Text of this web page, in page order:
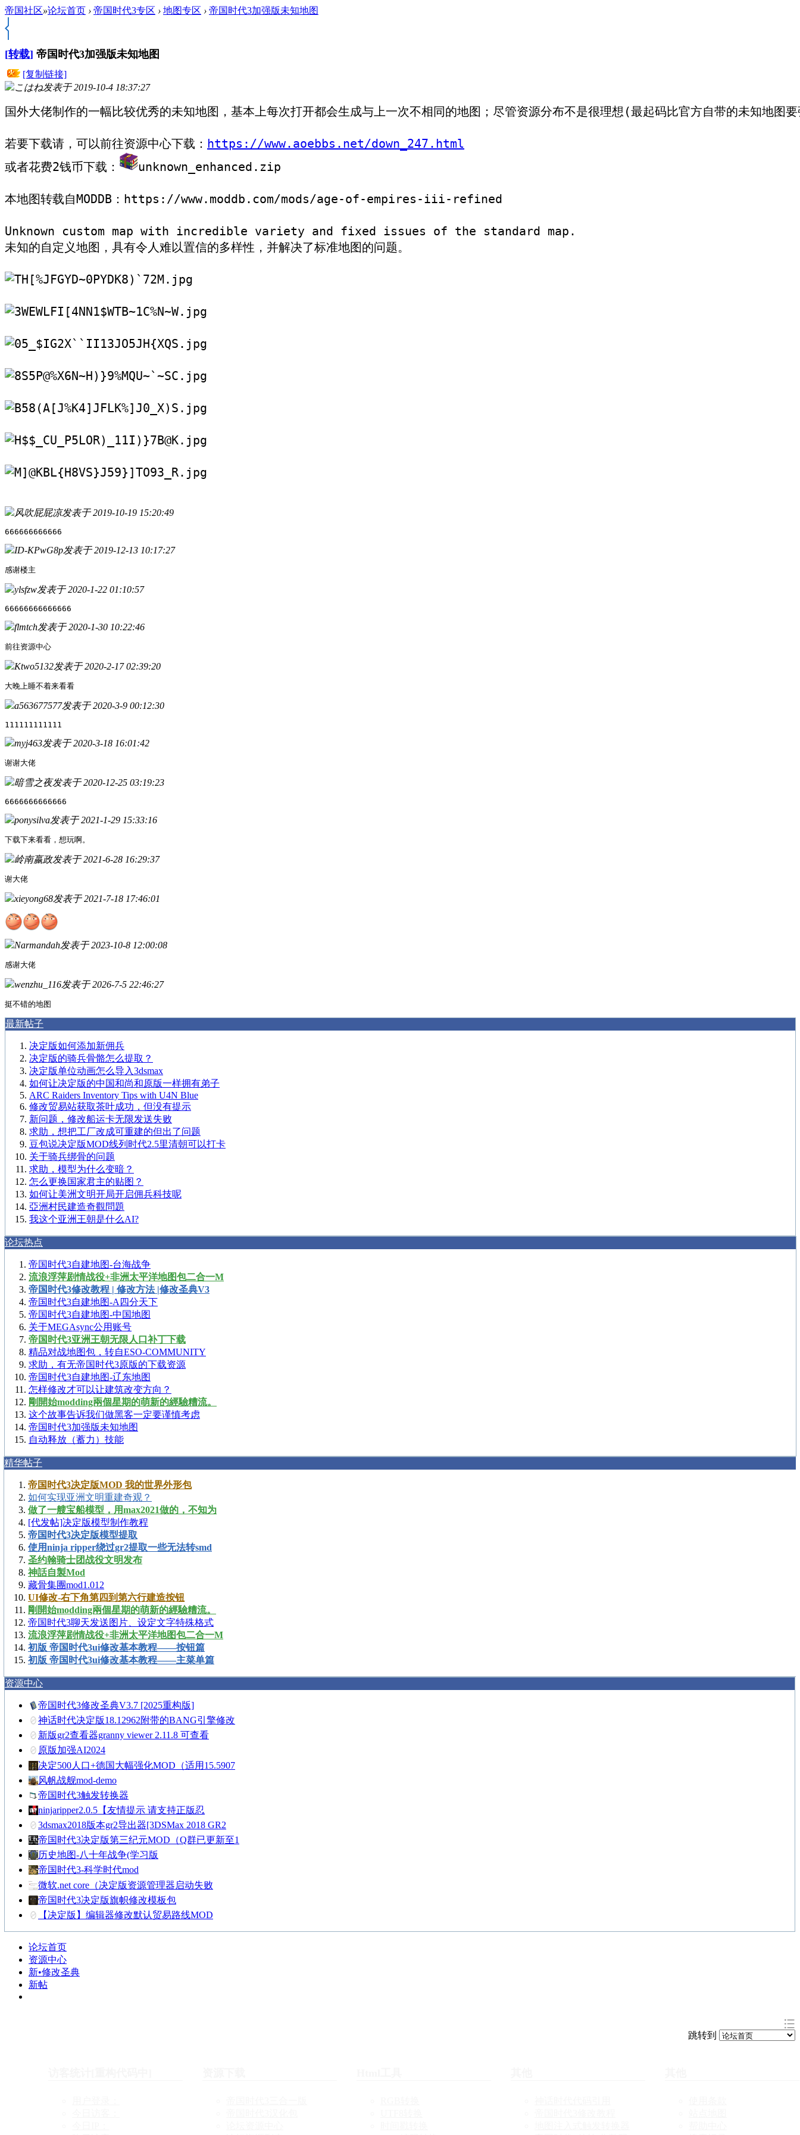
帝国社区»论坛首页 › 帝国时代3专区 › 地图专区 › 帝国时代3加强版未知地图
[转载] 帝国时代3加强版未知地图
[复制链接]
こはね发表于 2019-10-4 18:37:27
国外大佬制作的一幅比较优秀的未知地图，基本上每次打开都会生成与上一次不相同的地图；尽管资源分布不是很理想(最起码比官方自带的未知地图
若要下载请，可以前往资源中心下载： https://www.aoebbs.net/down_247.html
或者花费2钱币下载：
unknown_enhanced.zip
本地图转载自MODDB：https://www.moddb.com/mods/age-of-empires-iii-refined
Unknown custom map with incredible variety and fixed issues of the standard map.
未知的自定义地图，具有令人难以置信的多样性，并解决了标准地图的问题。
风吹屁屁凉发表于 2019-10-19 15:20:49
666666666666
ID-KPwG8p发表于 2019-12-13 10:17:27
感谢楼主
ylsfzw发表于 2020-1-22 01:10:57
66666666666666
flmtch发表于 2020-1-30 10:22:46
前往资源中心
Ktwo5132发表于 2020-2-17 02:39:20
大晚上睡不着来看看
a563677577发表于 2020-3-9 00:12:30
111111111111
myj463发表于 2020-3-18 16:01:42
谢谢大佬
暗雪之夜发表于 2020-12-25 03:19:23
6666666666666
ponysilva发表于 2021-1-29 15:33:16
下载下来看看，想玩啊。
岭南嬴政发表于 2021-6-28 16:29:37
谢大佬
xieyong68发表于 2021-7-18 17:46:01
Narmandah发表于 2023-10-8 12:00:08
感谢大佬
wenzhu_116发表于 2026-7-5 22:46:27
挺不错的地图
最新帖子
决定版如何添加新佣兵
决定版的骑兵骨骼怎么提取？
决定版单位动画怎么导入3dsmax
如何让决定版的中国和尚和原版一样拥有弟子
ARC Raiders Inventory Tips with U4N Blue
修改贸易站获取茶叶成功，但没有提示
新问题，修改船运卡无限发送失败
求助，想把工厂改成可重建的但出了问题
豆包说决定版MOD线列时代2.5里清朝可以打卡
关于骑兵绑骨的问题
求助，模型为什么变暗？
怎么更换国家君主的贴图？
如何让美洲文明开局开启佣兵科技呢
亞洲村民建造奇觀問題
我这个亚洲王朝是什么AI?
论坛热点
帝国时代3自建地图-台海战争
流浪浮萍剧情战役+非洲太平洋地图包二合一M
帝国时代3修改教程 | 修改方法 |修改圣典V3
帝国时代3自建地图-A四分天下
帝国时代3自建地图-中国地图
关于MEGAsync公用账号
帝国时代3亚洲王朝无限人口补丁下载
精品对战地图包，转自ESO-COMMUNITY
求助，有无帝国时代3原版的下载资源
帝国时代3自建地图-辽东地图
怎样修改才可以让建筑改变方向？
剛開始modding兩個星期的萌新的經驗糟流。
这个故事告诉我们做黑客一定要谨慎考虑
帝国时代3加强版未知地图
自动释放（蓄力）技能
精华帖子
帝国时代3决定版MOD 我的世界外形包
如何实现亚洲文明重建奇观？
做了一艘宝船模型，用max2021做的，不知为
[代发帖]决定版模型制作教程
帝国时代3决定版模型提取
使用ninja ripper绕过gr2提取一些无法转smd
圣约翰骑士团战役文明发布
神話自製Mod
藏骨集團mod1.012
UI修改-右下角第四到第六行建造按钮
剛開始modding兩個星期的萌新的經驗糟流。
帝国时代3聊天发送图片、设定文字特殊格式
流浪浮萍剧情战役+非洲太平洋地图包二合一M
初版 帝国时代3ui修改基本教程——按钮篇
初版 帝国时代3ui修改基本教程——主菜单篇
资源中心
帝国时代3修改圣典V3.7 [2025重构版]
神话时代决定版18.12962附带的BANG引擎修改
新版gr2查看器granny viewer 2.11.8 可查看
原版加强AI2024
决定500人口+德国大幅强化MOD（适用15.5907
风帆战舰mod-demo
帝国时代3触发转换器
ninjaripper2.0.5【友情提示 请支持正版忍
3dsmax2018版本gr2导出器[3DSMax 2018 GR2
帝国时代3决定版第三纪元MOD（Q群已更新至1
历史地图-八十年战争(学习版
帝国时代3-科学时代mod
微软.net core（决定版资源管理器启动失败
帝国时代3决定版旗帜修改模板包
【决定版】编辑器修改默认贸易路线MOD
论坛首页
资源中心
新•修改圣典
新帖
跳转到